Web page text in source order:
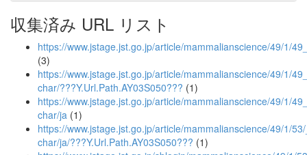
収集済み URL リスト
https://www.jstage.jst.go.jp/article/mammalianscience/49/1/
(3)
https://www.jstage.jst.go.jp/article/mammalianscience/49/1/
char/???Y.Url.Path.AY03S050??? (1)
https://www.jstage.jst.go.jp/article/mammalianscience/49/1/
char/ja (1)
https://www.jstage.jst.go.jp/article/mammalianscience/49/1/
char/ja/???Y.Url.Path.AY03S050??? (1)